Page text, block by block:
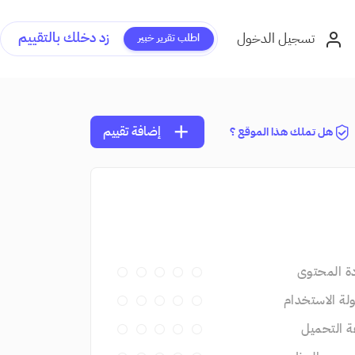
تسجيل الدخول اطلب تقرير خبير زد دخلك بالتقييم
هل تملك هذا الموقع ؟ add إضافة تقييم
المحتوى
الاستخدام
التحميل